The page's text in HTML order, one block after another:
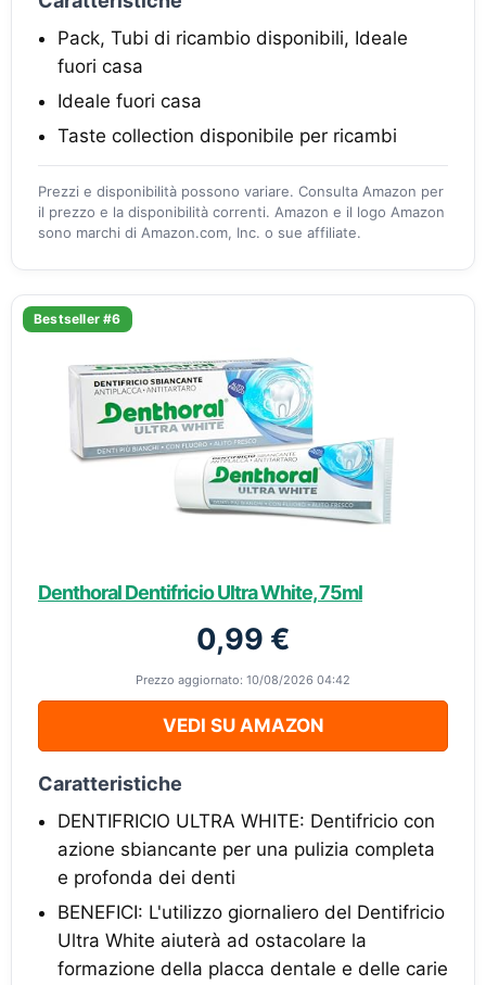
Pack, Tubi di ricambio disponibili, Ideale
fuori casa
Ideale fuori casa
Taste collection disponibile per ricambi
Prezzi e disponibilità possono variare. Consulta Amazon per
il prezzo e la disponibilità correnti. Amazon e il logo Amazon
sono marchi di Amazon.com, Inc. o sue affiliate.
Bestseller #6
Denthoral Dentifricio Ultra White, 75ml
0,99 €
Prezzo aggiornato: 10/08/2026 04:42
VEDI SU AMAZON
Caratteristiche
DENTIFRICIO ULTRA WHITE: Dentifricio con
azione sbiancante per una pulizia completa
e profonda dei denti
BENEFICI: L'utilizzo giornaliero del Dentifricio
Ultra White aiuterà ad ostacolare la
formazione della placca dentale e delle carie